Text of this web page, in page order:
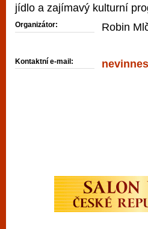
jídlo a zajímavý kulturní
Organizátor: Robin
Kontaktní e-mail: